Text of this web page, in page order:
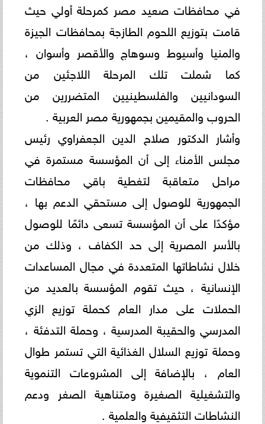
في محافظات صعيد مصر كمرحلة أولي حيث
قامت بتوزيع اللحوم الطازجة بمحافظات الجيزة
والمنيا وأسيوط وسوهاج والأقصر وأسوان ،
كما شملت تلك المرحلة اللاجئين من
السودانيين والفلسطينيين المتضررين من
الحروب والمقيمين بجمهورية مصر العربية .
وأشار الدكتور صلاح الدين الجعفراوي رئيس
مجلس الأمناء إلى أن المؤسسة مستمرة في
مراحل متعاقبة لتغطية باقي محافظات
الجمهورية للوصول إلى مستحقي الدعم بها ،
مؤكدًا على أن المؤسسة تسعى دائمًا للوصول
بالأسر المصرية إلى حد الكفاف ، وذلك من
خلال نشاطاتها المتعددة في مجال المساعدات
الإنسانية ، حيث تقوم المؤسسة بالعديد من
الحملات على مدار العام كحملة توزيع الزي
المدرسي والحقيبة المدرسية ، وحملة التدفئة ،
وحملة توزيع السلال الغذائية التي تستمر طوال
العام ، بالإضافة إلى المشروعات التنموية
والتشغيلية الصغيرة ومتناهية الصغر ودعم
النشاطات التثقيفية والعلمية .